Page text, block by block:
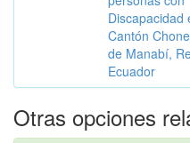
Discapacidad
Cantón
de Manabí,
Ecuador
Otras opciones